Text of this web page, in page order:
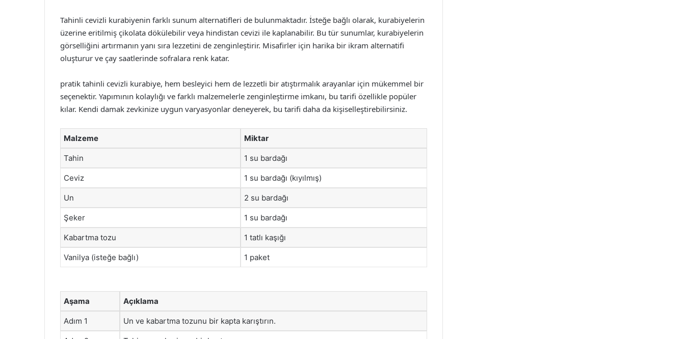
Tahinli cevizli kurabiyenin farklı sunum alternatifleri de bulunmaktadır. İsteğe bağlı olarak, kurabiyelerin
üzerine eritilmiş çikolata dökülebilir veya hindistan cevizi ile kaplanabilir. Bu tür sunumlar, kurabiyelerin
görselliğini artırmanın yanı sıra lezzetini de zenginleştirir. Misafirler için harika bir ikram alternatifi
oluşturur ve çay saatlerinde sofralara renk katar.
pratik tahinli cevizli kurabiye, hem besleyici hem de lezzetli bir atıştırmalık arayanlar için mükemmel bir
seçenektir. Yapımının kolaylığı ve farklı malzemelerle zenginleştirme imkanı, bu tarifi özellikle popüler
kılar. Kendi damak zevkinize uygun varyasyonlar deneyerek, bu tarifi daha da kişiselleştirebilirsiniz.
Malzeme Miktar
Tahin 1 su bardağı
Ceviz 1 su bardağı (kıyılmış)
Un 2 su bardağı
Şeker 1 su bardağı
Kabartma tozu 1 tatlı kaşığı
Vanilya (isteğe bağlı) 1 paket
Aşama Açıklama
Adım 1 Un ve kabartma tozunu bir kapta karıştırın.